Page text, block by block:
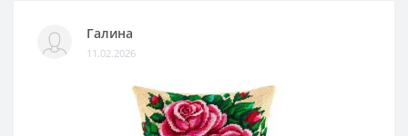
Галина
11.02.2026